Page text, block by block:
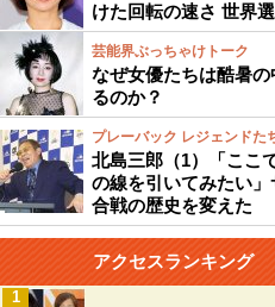
けた回転の速さ 世界
芸能界ぶっちゃけトーク
なぜ女優たちは酷暑
るのか？
プレーバック レジェンドた
北島三郎（1）「ここ
の線を引いてみたい
合戦の歴史を変えた
アクセスランキング
1